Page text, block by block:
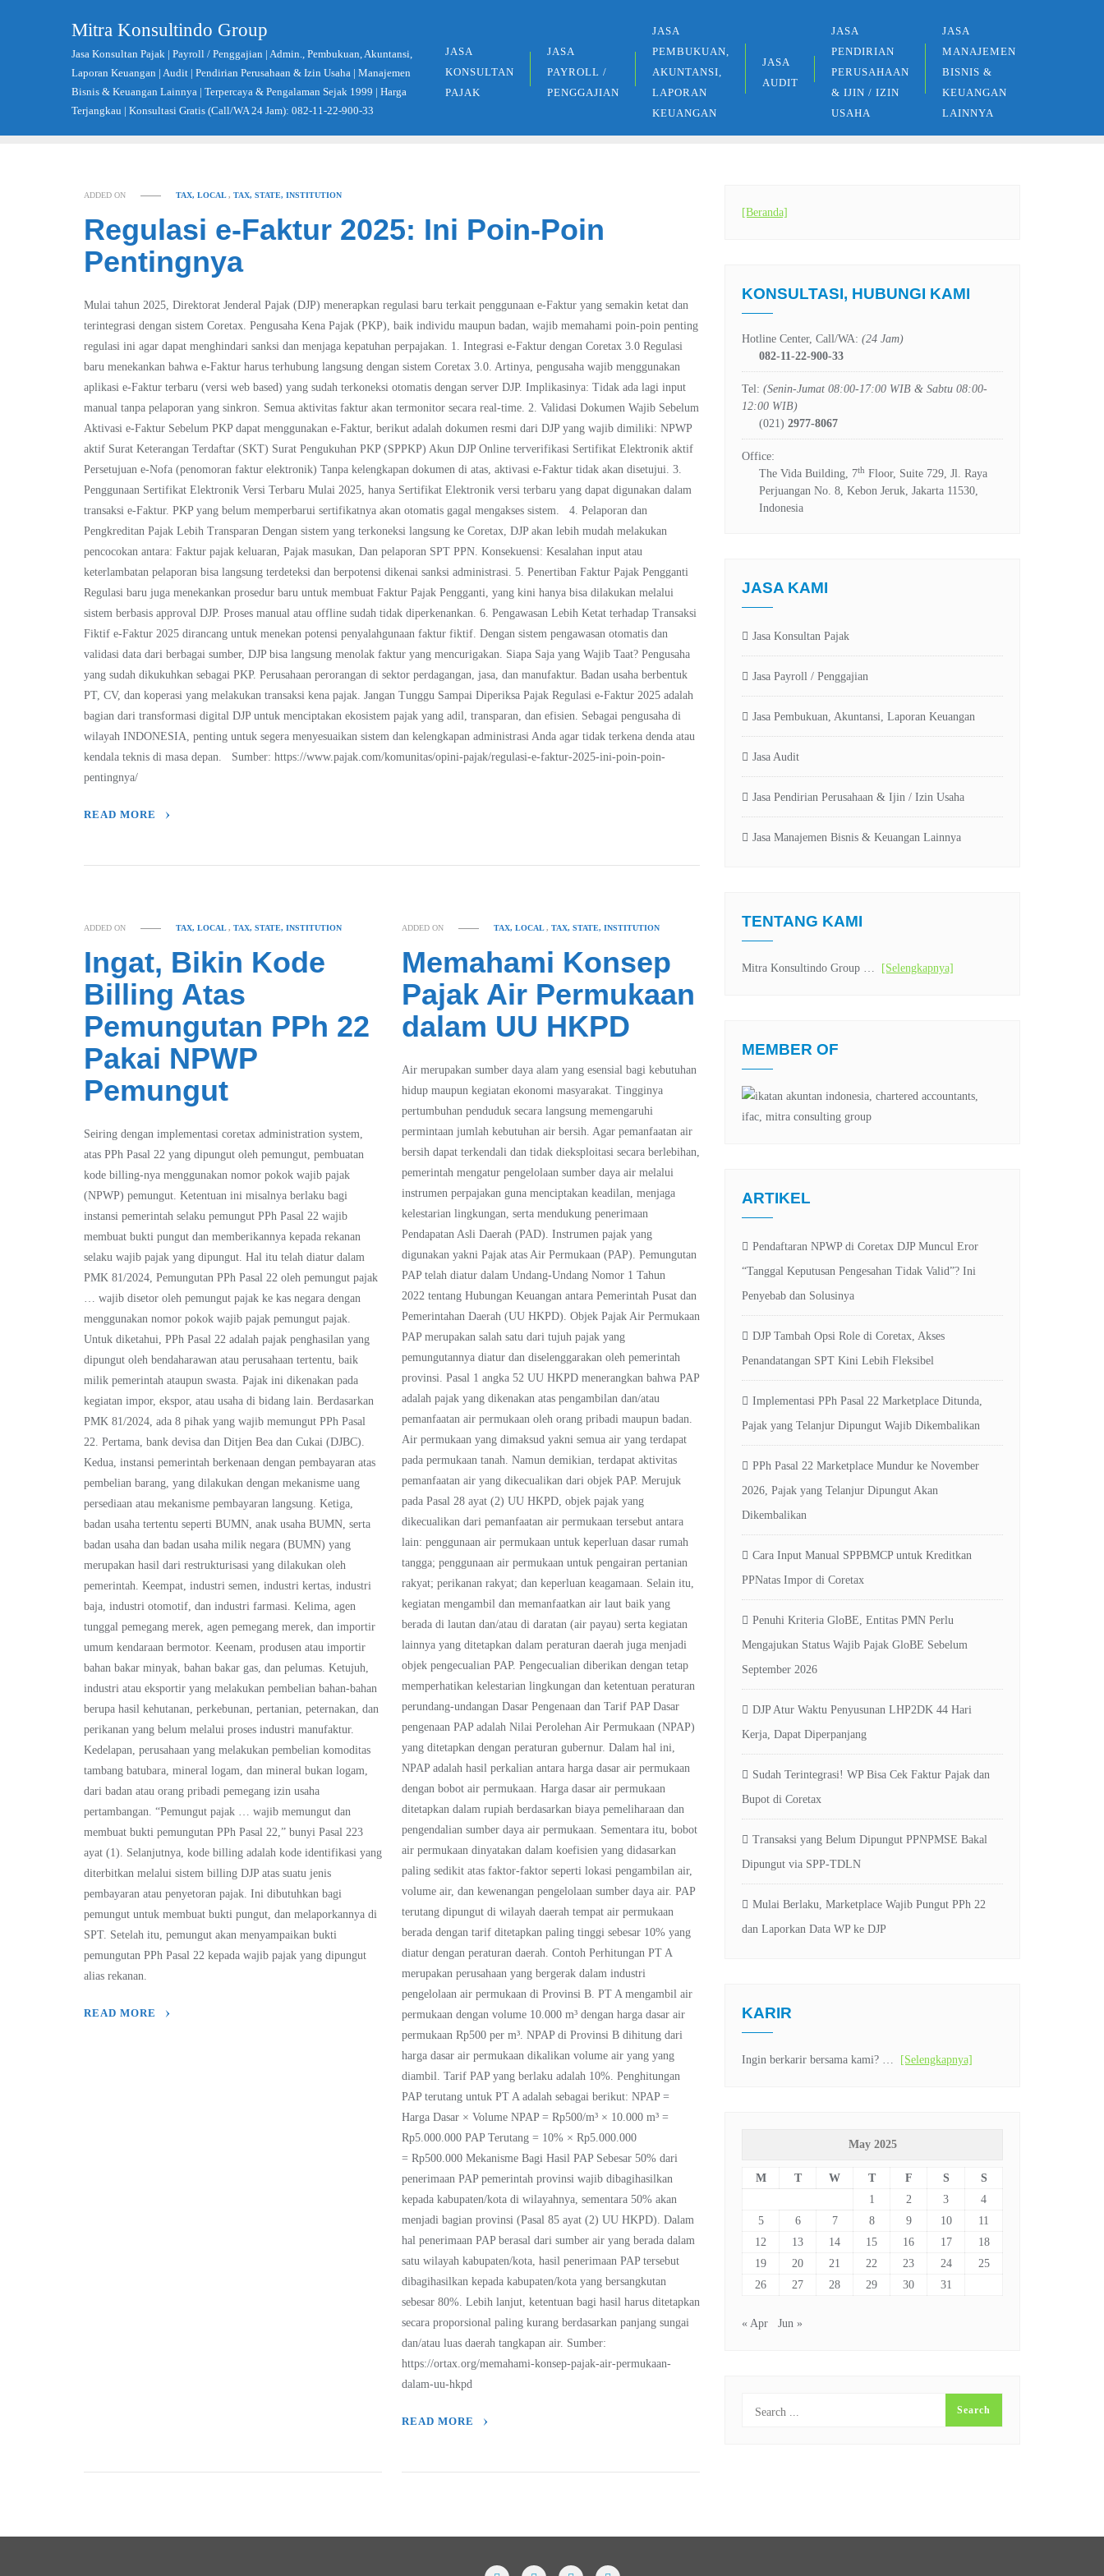
Mitra Konsultindo Group
Jasa Konsultan Pajak | Payroll / Penggajian | Admin., Pembukuan, Akuntansi,
Laporan Keuangan | Audit | Pendirian Perusahaan & Izin Usaha | Manajemen
Bisnis & Keuangan Lainnya | Terpercaya & Pengalaman Sejak 1999 | Harga
Terjangkau | Konsultasi Gratis (Call/WA 24 Jam): 082-11-22-900-33
JASA
KONSULTAN
PAJAK
JASA
PAYROLL /
PENGGAJIAN
JASA
PEMBUKUAN,
AKUNTANSI,
LAPORAN
KEUANGAN
JASA
AUDIT
JASA
PENDIRIAN
PERUSAHAAN
& IJIN / IZIN
USAHA
JASA
MANAJEMEN
BISNIS &
KEUANGAN
LAINNYA
ADDED ON TAX, LOCAL,TAX, STATE, INSTITUTION
Regulasi e-Faktur 2025: Ini Poin-Poin
Pentingnya
Mulai tahun 2025, Direktorat Jenderal Pajak (DJP) menerapkan regulasi baru terkait penggunaan e-Faktur yang semakin ketat dan
terintegrasi dengan sistem Coretax. Pengusaha Kena Pajak (PKP), baik individu maupun badan, wajib memahami poin-poin penting
regulasi ini agar dapat menghindari sanksi dan menjaga kepatuhan perpajakan. 1. Integrasi e-Faktur dengan Coretax 3.0 Regulasi
baru menekankan bahwa e-Faktur harus terhubung langsung dengan sistem Coretax 3.0. Artinya, pengusaha wajib menggunakan
aplikasi e-Faktur terbaru (versi web based) yang sudah terkoneksi otomatis dengan server DJP. Implikasinya: Tidak ada lagi input
manual tanpa pelaporan yang sinkron. Semua aktivitas faktur akan termonitor secara real-time. 2. Validasi Dokumen Wajib Sebelum
Aktivasi e-Faktur Sebelum PKP dapat menggunakan e-Faktur, berikut adalah dokumen resmi dari DJP yang wajib dimiliki: NPWP
aktif Surat Keterangan Terdaftar (SKT) Surat Pengukuhan PKP (SPPKP) Akun DJP Online terverifikasi Sertifikat Elektronik aktif
Persetujuan e-Nofa (penomoran faktur elektronik) Tanpa kelengkapan dokumen di atas, aktivasi e-Faktur tidak akan disetujui. 3.
Penggunaan Sertifikat Elektronik Versi Terbaru Mulai 2025, hanya Sertifikat Elektronik versi terbaru yang dapat digunakan dalam
transaksi e-Faktur. PKP yang belum memperbarui sertifikatnya akan otomatis gagal mengakses sistem. 4. Pelaporan dan
Pengkreditan Pajak Lebih Transparan Dengan sistem yang terkoneksi langsung ke Coretax, DJP akan lebih mudah melakukan
pencocokan antara: Faktur pajak keluaran, Pajak masukan, Dan pelaporan SPT PPN. Konsekuensi: Kesalahan input atau
keterlambatan pelaporan bisa langsung terdeteksi dan berpotensi dikenai sanksi administrasi. 5. Penertiban Faktur Pajak Pengganti
Regulasi baru juga menekankan prosedur baru untuk membuat Faktur Pajak Pengganti, yang kini hanya bisa dilakukan melalui
sistem berbasis approval DJP. Proses manual atau offline sudah tidak diperkenankan. 6. Pengawasan Lebih Ketat terhadap Transaksi
Fiktif e-Faktur 2025 dirancang untuk menekan potensi penyalahgunaan faktur fiktif. Dengan sistem pengawasan otomatis dan
validasi data dari berbagai sumber, DJP bisa langsung menolak faktur yang mencurigakan. Siapa Saja yang Wajib Taat? Pengusaha
yang sudah dikukuhkan sebagai PKP. Perusahaan perorangan di sektor perdagangan, jasa, dan manufaktur. Badan usaha berbentuk
PT, CV, dan koperasi yang melakukan transaksi kena pajak. Jangan Tunggu Sampai Diperiksa Pajak Regulasi e-Faktur 2025 adalah
bagian dari transformasi digital DJP untuk menciptakan ekosistem pajak yang adil, transparan, dan efisien. Sebagai pengusaha di
wilayah INDONESIA, penting untuk segera menyesuaikan sistem dan kelengkapan administrasi Anda agar tidak terkena denda atau
kendala teknis di masa depan. Sumber: https://www.pajak.com/komunitas/opini-pajak/regulasi-e-faktur-2025-ini-poin-poin-
pentingnya/
READ MORE
ADDED ON TAX, LOCAL,TAX, STATE, INSTITUTION
Ingat, Bikin Kode
Billing Atas
Pemungutan PPh 22
Pakai NPWP
Pemungut
Seiring dengan implementasi coretax administration system,
atas PPh Pasal 22 yang dipungut oleh pemungut, pembuatan
kode billing-nya menggunakan nomor pokok wajib pajak
(NPWP) pemungut. Ketentuan ini misalnya berlaku bagi
instansi pemerintah selaku pemungut PPh Pasal 22 wajib
membuat bukti pungut dan memberikannya kepada rekanan
selaku wajib pajak yang dipungut. Hal itu telah diatur dalam
PMK 81/2024, Pemungutan PPh Pasal 22 oleh pemungut pajak
… wajib disetor oleh pemungut pajak ke kas negara dengan
menggunakan nomor pokok wajib pajak pemungut pajak.
Untuk diketahui, PPh Pasal 22 adalah pajak penghasilan yang
dipungut oleh bendaharawan atau perusahaan tertentu, baik
milik pemerintah ataupun swasta. Pajak ini dikenakan pada
kegiatan impor, ekspor, atau usaha di bidang lain. Berdasarkan
PMK 81/2024, ada 8 pihak yang wajib memungut PPh Pasal
22. Pertama, bank devisa dan Ditjen Bea dan Cukai (DJBC).
Kedua, instansi pemerintah berkenaan dengan pembayaran atas
pembelian barang, yang dilakukan dengan mekanisme uang
persediaan atau mekanisme pembayaran langsung. Ketiga,
badan usaha tertentu seperti BUMN, anak usaha BUMN, serta
badan usaha dan badan usaha milik negara (BUMN) yang
merupakan hasil dari restrukturisasi yang dilakukan oleh
pemerintah. Keempat, industri semen, industri kertas, industri
baja, industri otomotif, dan industri farmasi. Kelima, agen
tunggal pemegang merek, agen pemegang merek, dan importir
umum kendaraan bermotor. Keenam, produsen atau importir
bahan bakar minyak, bahan bakar gas, dan pelumas. Ketujuh,
industri atau eksportir yang melakukan pembelian bahan-bahan
berupa hasil kehutanan, perkebunan, pertanian, peternakan, dan
perikanan yang belum melalui proses industri manufaktur.
Kedelapan, perusahaan yang melakukan pembelian komoditas
tambang batubara, mineral logam, dan mineral bukan logam,
dari badan atau orang pribadi pemegang izin usaha
pertambangan. “Pemungut pajak … wajib memungut dan
membuat bukti pemungutan PPh Pasal 22,” bunyi Pasal 223
ayat (1). Selanjutnya, kode billing adalah kode identifikasi yang
diterbitkan melalui sistem billing DJP atas suatu jenis
pembayaran atau penyetoran pajak. Ini dibutuhkan bagi
pemungut untuk membuat bukti pungut, dan melaporkannya di
SPT. Setelah itu, pemungut akan menyampaikan bukti
pemungutan PPh Pasal 22 kepada wajib pajak yang dipungut
alias rekanan.
READ MORE
ADDED ON TAX, LOCAL, TAX, STATE, INSTITUTION
Memahami Konsep
Pajak Air Permukaan
dalam UU HKPD
Air merupakan sumber daya alam yang esensial bagi kebutuhan
hidup maupun kegiatan ekonomi masyarakat. Tingginya
pertumbuhan penduduk secara langsung memengaruhi
permintaan jumlah kebutuhan air bersih. Agar pemanfaatan air
bersih dapat terkendali dan tidak dieksploitasi secara berlebihan,
pemerintah mengatur pengelolaan sumber daya air melalui
instrumen perpajakan guna menciptakan keadilan, menjaga
kelestarian lingkungan, serta mendukung penerimaan
Pendapatan Asli Daerah (PAD). Instrumen pajak yang
digunakan yakni Pajak atas Air Permukaan (PAP). Pemungutan
PAP telah diatur dalam Undang-Undang Nomor 1 Tahun
2022 tentang Hubungan Keuangan antara Pemerintah Pusat dan
Pemerintahan Daerah (UU HKPD). Objek Pajak Air Permukaan
PAP merupakan salah satu dari tujuh pajak yang
pemungutannya diatur dan diselenggarakan oleh pemerintah
provinsi. Pasal 1 angka 52 UU HKPD menerangkan bahwa PAP
adalah pajak yang dikenakan atas pengambilan dan/atau
pemanfaatan air permukaan oleh orang pribadi maupun badan.
Air permukaan yang dimaksud yakni semua air yang terdapat
pada permukaan tanah. Namun demikian, terdapat aktivitas
pemanfaatan air yang dikecualikan dari objek PAP. Merujuk
pada Pasal 28 ayat (2) UU HKPD, objek pajak yang
dikecualikan dari pemanfaatan air permukaan tersebut antara
lain: penggunaan air permukaan untuk keperluan dasar rumah
tangga; penggunaan air permukaan untuk pengairan pertanian
rakyat; perikanan rakyat; dan keperluan keagamaan. Selain itu,
kegiatan mengambil dan memanfaatkan air laut baik yang
berada di lautan dan/atau di daratan (air payau) serta kegiatan
lainnya yang ditetapkan dalam peraturan daerah juga menjadi
objek pengecualian PAP. Pengecualian diberikan dengan tetap
memperhatikan kelestarian lingkungan dan ketentuan peraturan
perundang-undangan Dasar Pengenaan dan Tarif PAP Dasar
pengenaan PAP adalah Nilai Perolehan Air Permukaan (NPAP)
yang ditetapkan dengan peraturan gubernur. Dalam hal ini,
NPAP adalah hasil perkalian antara harga dasar air permukaan
dengan bobot air permukaan. Harga dasar air permukaan
ditetapkan dalam rupiah berdasarkan biaya pemeliharaan dan
pengendalian sumber daya air permukaan. Sementara itu, bobot
air permukaan dinyatakan dalam koefisien yang didasarkan
paling sedikit atas faktor-faktor seperti lokasi pengambilan air,
volume air, dan kewenangan pengelolaan sumber daya air. PAP
terutang dipungut di wilayah daerah tempat air permukaan
berada dengan tarif ditetapkan paling tinggi sebesar 10% yang
diatur dengan peraturan daerah. Contoh Perhitungan PT A
merupakan perusahaan yang bergerak dalam industri
pengelolaan air permukaan di Provinsi B. PT A mengambil air
permukaan dengan volume 10.000 m³ dengan harga dasar air
permukaan Rp500 per m³. NPAP di Provinsi B dihitung dari
harga dasar air permukaan dikalikan volume air yang yang
diambil. Tarif PAP yang berlaku adalah 10%. Penghitungan
PAP terutang untuk PT A adalah sebagai berikut: NPAP =
Harga Dasar × Volume NPAP = Rp500/m³ × 10.000 m³ =
Rp5.000.000 PAP Terutang = 10% × Rp5.000.000
= Rp500.000 Mekanisme Bagi Hasil PAP Sebesar 50% dari
penerimaan PAP pemerintah provinsi wajib dibagihasilkan
kepada kabupaten/kota di wilayahnya, sementara 50% akan
menjadi bagian provinsi (Pasal 85 ayat (2) UU HKPD). Dalam
hal penerimaan PAP berasal dari sumber air yang berada dalam
satu wilayah kabupaten/kota, hasil penerimaan PAP tersebut
dibagihasilkan kepada kabupaten/kota yang bersangkutan
sebesar 80%. Lebih lanjut, ketentuan bagi hasil harus ditetapkan
secara proporsional paling kurang berdasarkan panjang sungai
dan/atau luas daerah tangkapan air. Sumber:
https://ortax.org/memahami-konsep-pajak-air-permukaan-
dalam-uu-hkpd
READ MORE
[Beranda]
KONSULTASI, HUBUNGI KAMI
Hotline Center, Call/WA: (24 Jam)
082-11-22-900-33
Tel: (Senin-Jumat 08:00-17:00 WIB & Sabtu 08:00-
12:00 WIB)
(021) 2977-8067
Office:
The Vida Building, 7th Floor, Suite 729, Jl. Raya
Perjuangan No. 8, Kebon Jeruk, Jakarta 11530,
Indonesia
JASA KAMI
Jasa Konsultan Pajak
Jasa Payroll / Penggajian
Jasa Pembukuan, Akuntansi, Laporan Keuangan
Jasa Audit
Jasa Pendirian Perusahaan & Ijin / Izin Usaha
Jasa Manajemen Bisnis & Keuangan Lainnya
TENTANG KAMI
Mitra Konsultindo Group … [Selengkapnya]
MEMBER OF
ARTIKEL
Pendaftaran NPWP di Coretax DJP Muncul Eror
“Tanggal Keputusan Pengesahan Tidak Valid”? Ini
Penyebab dan Solusinya
DJP Tambah Opsi Role di Coretax, Akses
Penandatangan SPT Kini Lebih Fleksibel
Implementasi PPh Pasal 22 Marketplace Ditunda,
Pajak yang Telanjur Dipungut Wajib Dikembalikan
PPh Pasal 22 Marketplace Mundur ke November
2026, Pajak yang Telanjur Dipungut Akan
Dikembalikan
Cara Input Manual SPPBMCP untuk Kreditkan
PPNatas Impor di Coretax
Penuhi Kriteria GloBE, Entitas PMN Perlu
Mengajukan Status Wajib Pajak GloBE Sebelum
September 2026
DJP Atur Waktu Penyusunan LHP2DK 44 Hari
Kerja, Dapat Diperpanjang
Sudah Terintegrasi! WP Bisa Cek Faktur Pajak dan
Bupot di Coretax
Transaksi yang Belum Dipungut PPNPMSE Bakal
Dipungut via SPP-TDLN
Mulai Berlaku, Marketplace Wajib Pungut PPh 22
dan Laporkan Data WP ke DJP
KARIR
Ingin berkarir bersama kami? … [Selengkapnya]
May 2025
M T W T F S
S
1
2 3
4
5
6 7 8 9 10
11
12
13 14 15 16 17
18
19
20 21 22 23 24
25
26
27 28 29 30 31
« Apr Jun »